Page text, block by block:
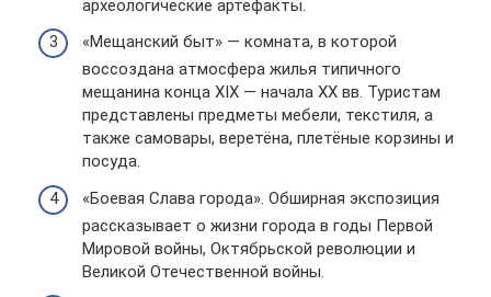
археологические артефакты.
«Мещанский быт» — комната, в которой
воссоздана атмосфера жилья типичного
мещанина конца XIX — начала XX вв. Туристам
представлены предметы мебели, текстиля, а
также самовары, веретёна, плетёные корзины и
посуда.
«Боевая Слава города». Обширная экспозиция
рассказывает о жизни города в годы Первой
Мировой войны, Октябрьской революции и
Великой Отечественной войны.